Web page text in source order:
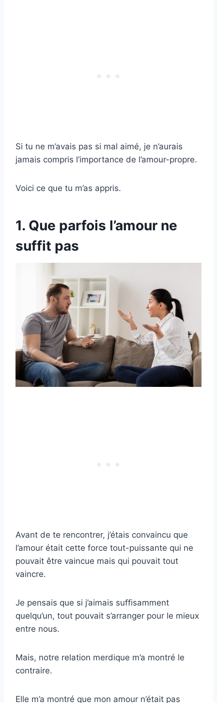
Si tu ne m’avais pas si mal aimé, je n’aurais
jamais compris l’importance de l’amour-propre.
Voici ce que tu m’as appris.
1. Que parfois l’amour ne
suffit pas
Avant de te rencontrer, j’étais convaincu que
l’amour était cette force tout-puissante qui ne
pouvait être vaincue mais qui pouvait tout
vaincre.
Je pensais que si j’aimais suffisamment
quelqu’un, tout pouvait s’arranger pour le mieux
entre nous.
Mais, notre relation merdique m’a montré le
contraire.
Elle m’a montré que mon amour n’était pas